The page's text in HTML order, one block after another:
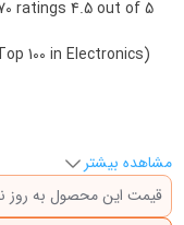
ratings 4.5 out of 5
100 in Electronics)
مشاهده بیشتر
قیمت این محصول به